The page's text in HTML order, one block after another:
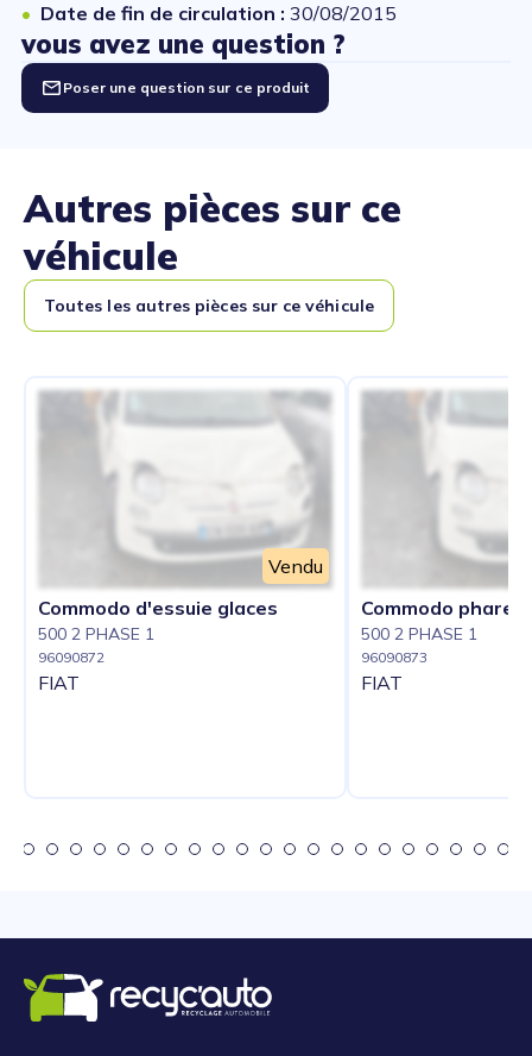
Date de fin de circulation : 30/08/2015
vous avez une question ?
Poser une question sur ce produit
Autres pièces sur ce
véhicule
Toutes les autres pièces sur ce véhicule
Vendu
Commodo d'essuie glaces
500 2 PHASE 1
96090872
FIAT
Commodo phare
500 2 PHASE 1
96090873
FIAT